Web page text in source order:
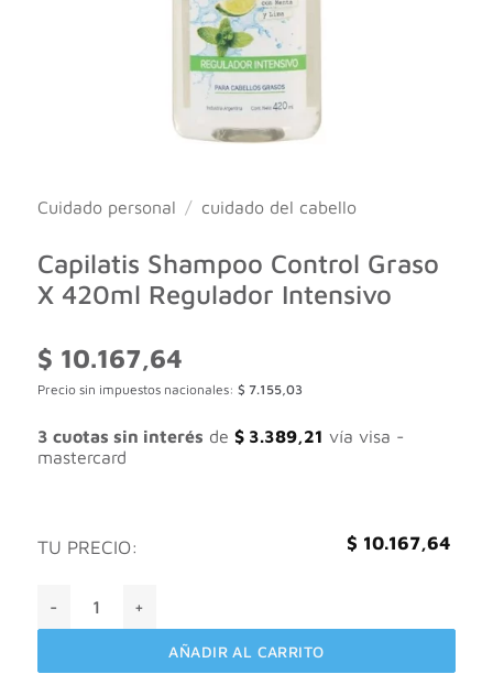
Cuidado personal / cuidado del cabello
Capilatis Shampoo Control Graso
X 420ml Regulador Intensivo
$ 10.167,64
Precio sin impuestos nacionales: $ 7.155,03
3 cuotas sin interés de $3.389,21 vía visa -
mastercard
TU PRECIO: $ 10.167,64
AÑADIR AL CARRITO